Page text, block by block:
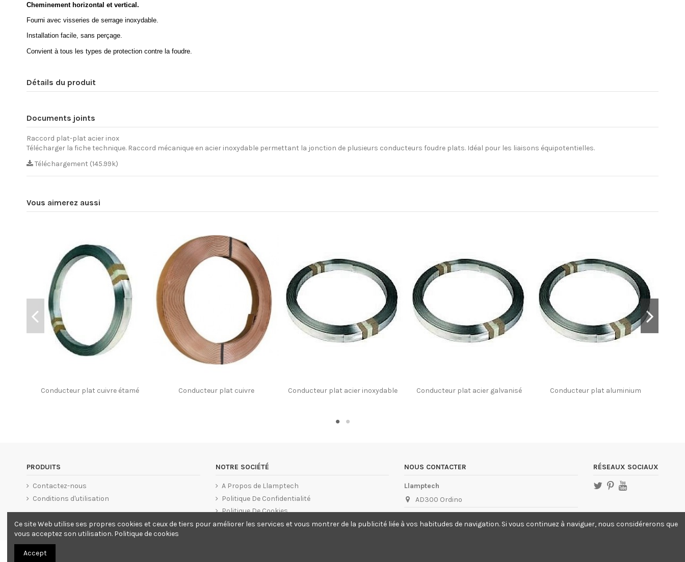
Cheminement horizontal et vertical.
Fourni avec visseries de serrage inoxydable.
Installation facile, sans perçage.
Convient à tous les types de protection contre la foudre.
Détails du produit
Documents joints
Raccord plat-plat acier inox
Télécharger la fiche technique. Raccord mécanique en acier inoxydable permettant la jonction de plusieurs conducteurs foudre plats. Idéal pour les liaisons équipotentielles.
Téléchargement (145.99k)
Vous aimerez aussi
Conducteur plat cuivre étamé Conducteur plat cuivre Conducteur plat acier inoxydable Conducteur plat acier galvanisé Conducteur plat aluminium
PRODUITS
Contactez-nous
Conditions d'utilisation
NOTRE SOCIÉTÉ
A Propos de Llamptech
Politique De Confidentialité
Politique De Cookies
NOUS CONTACTER
Llamptech
AD300 Ordino
info@llamptech.com
RÉSEAUX SOCIAUX
Cataloge LLamptech© 2021
Ce site Web utilise ses propres cookies et ceux de tiers pour améliorer les services et vous montrer de la publicité liée à vos habitudes de navigation. Si vous continuez à naviguer, nous considérerons que
vous acceptez son utilisation. Politique de cookies
Accept